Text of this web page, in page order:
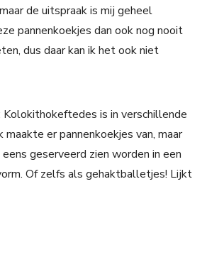
de uitspraak is mij geheel
pannenkoekjes dan ook nog nooit
dus daar kan ik het ook niet
is in verschillende
maakte er pannenkoekjes van, maar
geserveerd zien worden in een
Of zelfs als gehaktballetjes! Lijkt